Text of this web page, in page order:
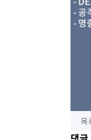
목